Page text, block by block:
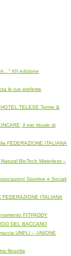
XII edizione
le tue preferite
TELESE Terme &
il mio rituale di
FEDERAZIONE ITALIANA
BioTech Waterless –
Sportive e Sociali
FEDERAZIONE ITALIANA
FITPADDY
DEL BACCANO
UNPLI – UNIONE
filosofia